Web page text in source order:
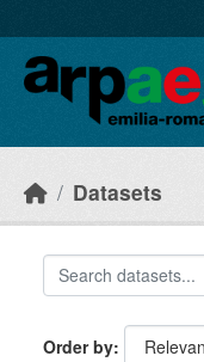
Datasets
Order by